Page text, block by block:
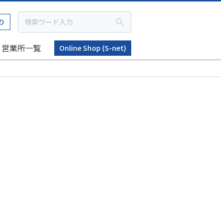
営業所一覧
Online Shop (S-net)